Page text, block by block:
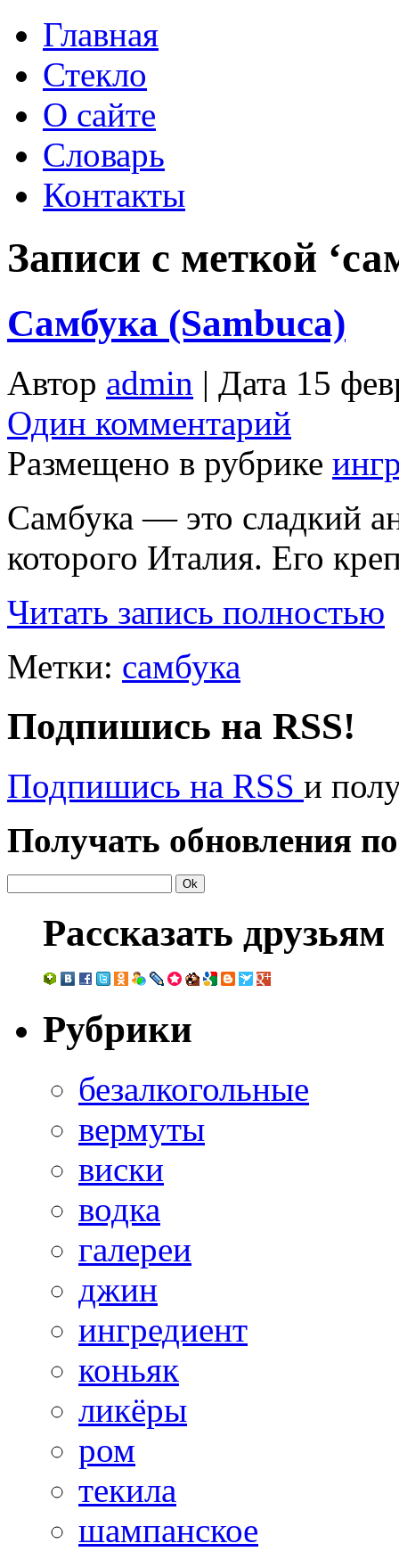
Главная
Стекло
О сайте
Словарь
Контакты
Записи с меткой
Самбука (Sambuca)
Автор admin | Дата 15
Один комментарий
Размещено в рубрике
Самбука — это сладкий
которого Италия. Его
Читать запись полностью
Метки: самбука
Подпишись на RSS!
Подпишись на RSS и
Получать обновления
Рассказать друзьям
Рубрики
безалкогольные
вермуты
виски
водка
галереи
джин
ингредиент
коньяк
ликёры
ром
текила
шампанское